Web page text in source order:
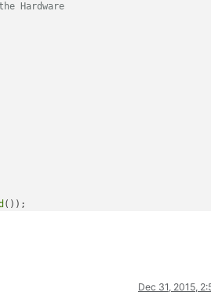
Hardware
());
Dec 31, 2015,